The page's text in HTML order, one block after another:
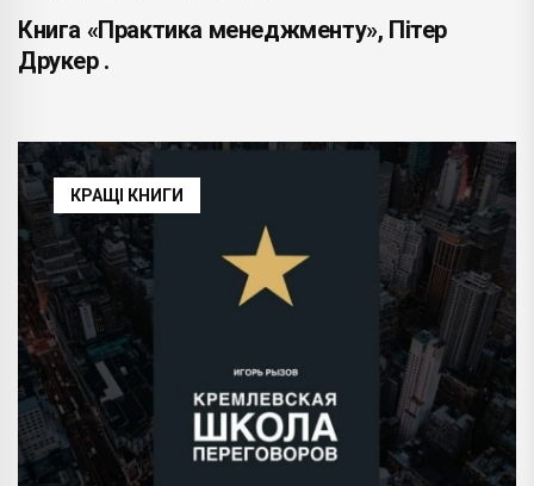
Книга «Практика менеджменту», Пітер
Друкер .
КРАЩІ КНИГИ